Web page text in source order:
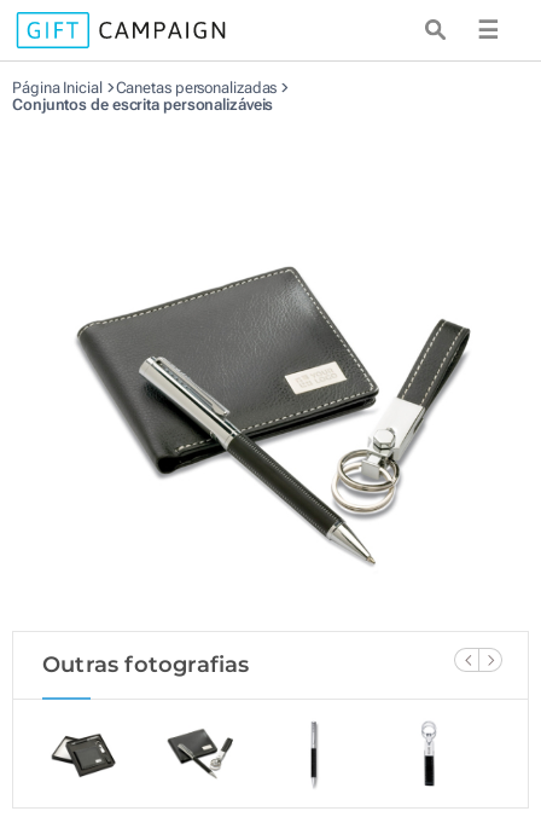
☰
Página Inicial
Canetas personalizadas
Conjuntos de escrita personalizáveis
Outras fotografias